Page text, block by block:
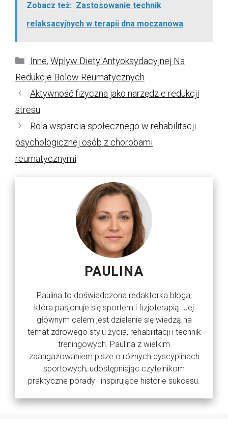
Zobacz też: Zastosowanie technik
relaksacyjnych w terapii dna moczanowa
Kategorie
Inne, Wplyw Diety Antyoksydacyjnej Na
Redukcje Bolow Reumatycznych
Aktywność fizyczna jako narzędzie redukcji
stresu
Rola wsparcia społecznego w rehabilitacji
psychologicznej osób z chorobami
reumatycznymi
PAULINA
Paulina to doświadczona redaktorka bloga,
która pasjonuje się sportem i fizjoterapią. Jej
głównym celem jest dzielenie się wiedzą na
temat zdrowego stylu życia, rehabilitacji i technik
treningowych. Paulina z wielkim
zaangażowaniem pisze o różnych dyscyplinach
sportowych, udostępniając czytelnikom
praktyczne porady i inspirujące historie sukcesu.